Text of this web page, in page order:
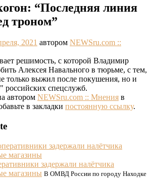
“Последняя линия
троном”
2021 автором NEWSru.com ::
решимость, с которой Владимир
Алексея Навального в тюрьме, с тем,
только выжил после покушения, но и
российских спецслужб.
автором NEWSru.com :: Мнения в
в закладки постоянную ссылку.
задержали налётчика
магазины В ОМВД России по городу Находке